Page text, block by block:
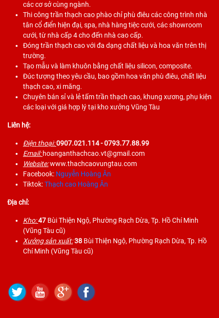
các cơ sở cùng ngành.
Thi công trần thạch cao phào chỉ phù điêu các công trình nhà
tân cổ điển hiện đại, spa, nhà hàng tiệc cưới, các showroom
cưới, từ nhà cấp 4 cho đến nhà cao cấp.
Đóng trần thạch cao với đa dạng chất liệu và hoa văn trên thị
trường.
Tạo mẫu và làm khuôn bằng chất liệu silicon, composite.
Đúc tượng theo yêu cầu, bao gồm hoa văn phù điêu, chất liệu
thạch cao, xi măng.
Chuyên bán sỉ và lẻ tấm trần thạch cao, khung xương, phụ kiện
các loại với giá hợp lý tại kho xưởng Vũng Tàu
Liên hệ:
Điện thoại:0907.021.114- 0793.77.88.99
Email: hoanganthachcao.vt@gmail.com
Website:www.thachcaovungtau.com
Facebook: Nguyễn Hoàng Ân
Tiktok:Thạch cao Hoàng Ân
Địa chỉ:
Kho:47 Bùi Thiện Ngộ, Phường Rạch Dừa, Tp. Hồ Chí Minh
(Vũng Tàu cũ)
Xưởng sản xuất:38 Bùi Thiện Ngộ, Phường Rạch Dừa, Tp. Hồ
Chí Minh (Vũng Tàu cũ)